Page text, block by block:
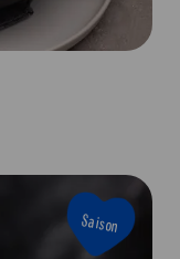
Saison